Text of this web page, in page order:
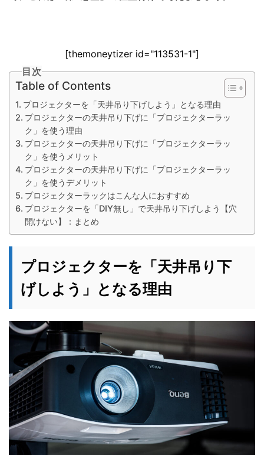
[themoneytizer id="113531-1"]
目次
Table of Contents
プロジェクターを「天井吊り下げしよう」となる理由
プロジェクターの天井吊り下げに「プロジェクターラッ
ク」を使う理由
プロジェクターの天井吊り下げに「プロジェクターラッ
ク」を使うメリット
プロジェクターの天井吊り下げに「プロジェクターラッ
ク」を使うデメリット
プロジェクターラックはこんな人におすすめ
プロジェクターを「DIY無し」で天井吊り下げしよう【穴
開けない】：まとめ
プロジェクターを「天井吊り下
げしよう」となる理由